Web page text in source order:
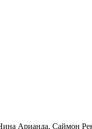
Арианда, Саймон